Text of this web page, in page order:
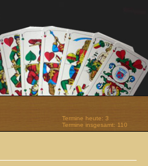
Termine heute: 3
Termine insgesamt: 110